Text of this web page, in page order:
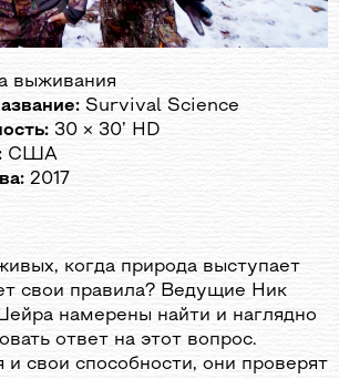
выживания
Survival Science
30 × 30’ HD
США
2017
когда природа выступает
свои правила? Ведущие Ник
намерены найти и наглядно
ответ на этот вопрос.
и свои способности, они проверят